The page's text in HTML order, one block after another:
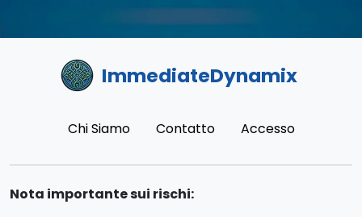
ImmediateDynamix
Chi Siamo Contatto Accesso
Nota importante sui rischi: